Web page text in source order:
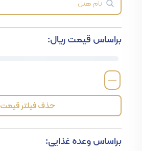
براساس قیمت ریال:
—
حذف فیلتر قیمت
براساس وعده غذایی: